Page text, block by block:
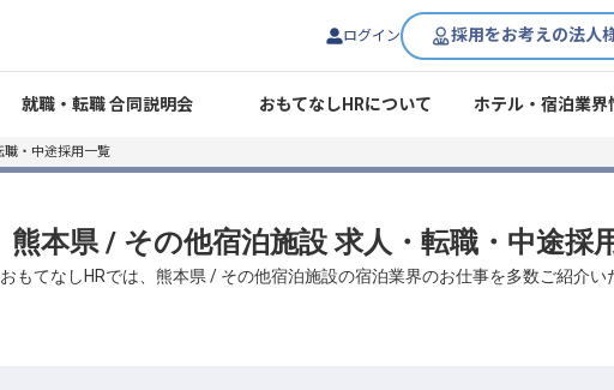
ログイン 採用をお考えの法人
就職・転職 合同説明会 おもてなしHRについて ホテル・宿泊業界
職・中途採用一覧
熊本県 / その他宿泊施設 求人・転職・中途採
おもてなしHRでは、熊本県 / その他宿泊施設の宿泊業界のお仕事を多数ご紹介い